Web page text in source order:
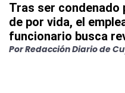
Tras ser condenado
de por vida, el
funcionario busca
PorRedacción Diario de